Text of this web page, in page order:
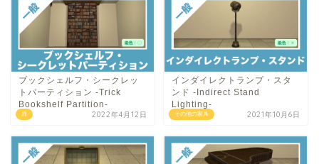
扉
ブックシェルフ・シークレッ
トパーティション -Trick
Bookshelf Partition-
2022年4月12日 その他の家具
インダイレクトランプ・スタ
ンド -Indirect Stand
Lighting-
2021年10月6日